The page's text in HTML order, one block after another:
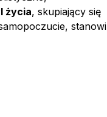
życia, skupiający się
stanowi